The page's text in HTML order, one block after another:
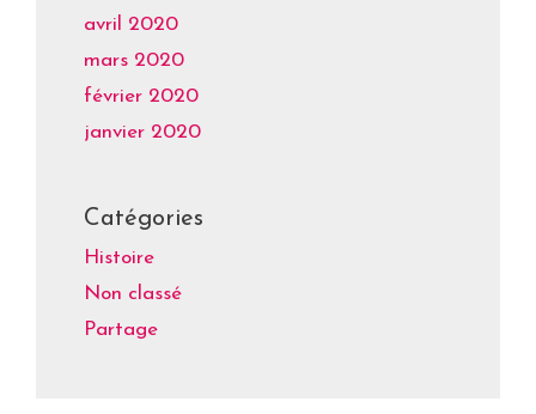
avril 2020
mars 2020
février 2020
janvier 2020
Catégories
Histoire
Non classé
Partage